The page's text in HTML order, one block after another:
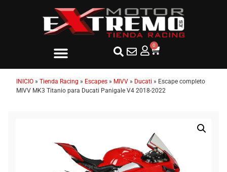
0
INICIO » Tienda Racing » Escapes » MIVV » Ducati » Escape completo
MIVV MK3 Titanio para Ducati Panigale V4 2018-2022